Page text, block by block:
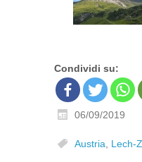
Condividi su:
06/09/2019
Austria, Lech-